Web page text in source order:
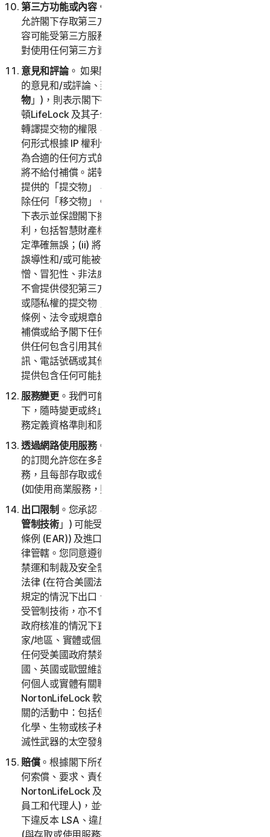
第三方功能或內容。
允許閣下存取第三方網站上的內容。此等特性、功能或內
容可能受第三方服務條款和隱私權政策之約束。閣下承認
對使用任何第三方資源承擔全部責任，並承擔所有風險。
意見和評論。 如果閣下向諾頓LifeLock 提交與服務有關
的意見和/或評論、建議、註解或構想 (以下稱「
物」)，則表示閣下在適用法律允許的最大範圍內授予諾
頓LifeLock 及其子公司在全球範圍內使用、重製、複製和
轉譯提交物的權限，並且以任何形式和在任何媒體上以任
何形式根據 IP 權利保護提交物，均不受諾頓LifeLock 認
為合適的任何方式的限制。就使用閣下的「提交物」而言
將不給付補償。諾頓LifeLock 無義務張貼或使用任何閣下
提供的「提交物」，且諾頓LifeLock 可隨時依自行決定移
除任何「移交物」。透過向諾頓LifeLock 提供提交物，閣
下表示並保證閣下擁有或控制提交物內容所必需的所有權
利，包括智慧財產權。閣下同意：(i) 提交物的所有內容必
定準確無誤；(ii) 將不會提供已知為虛假、不準確或具有
誤導性和/或可能被合理地視為毀謗性、損害名譽、可
憎、冒犯性、非法威脅或非法騷擾他人的提交物；(iii) 將
不會提供侵犯第三方智慧財產權或其他專屬權利或公開權
或隱私權的提交物；(iv) 將不會提供違反任何適用法律、
條例、法令或規章的提交物；(v) 將不會提供任何第三方
補償或給予閣下任何代價的提交物；(vi) 不得為任何人提
供任何包含引用其他網站、位址、電子郵件地址、聯絡資
訊、電話號碼或其他個人識別資訊的提交物；(vii) 將不會
提供包含任何可能損壞電腦程序或檔案的提交物。
服務變更。我們可能會在通知閣下或不通知閣下的情況
下，隨時變更或終止全部或部分服務。我們還將保留為服
務定義資格準則和隨時變更這些準則的權利。
透過網路使用服務。您可以透過網路使用服務，前提是您
的訂閱允許您在多部電腦或裝置上存取或使用消費者服
務，且每部存取或使用服務的電腦或裝置都來自單一家庭
(如使用商業服務，則來自單一小型企業)。
出口限制 。您承認，服務及相關技術資料 (以下統稱「
管制技術」) 可能受美國進出口法律 (特別是美國出口管理
條例 (EAR)) 及進口或再出口受管制技術之任何國家的法
律管轄。您同意遵循所有相關出口管制法，包括美國貿易
禁運和制裁及安全需求，以及相關國家/地區或當地適用
法律 (在符合美國法律的範圍內)，且不會在違反美國法律
規定的情況下出口、再出口、進口或以其他方式提供任何
受管制技術，亦不會在未取得必要的出口許可證，或其他
政府核准的情況下直接或間接將其出口至任何禁止的國
家/地區、實體或個人。您證明您未身處也未定期居住在
任何受美國政府禁運的國家或地區，且您未列入任何美
國、英國或歐盟維護的受限制方名單，或與該名單上的任
何個人或實體有關聯。根據美國法律規定，嚴禁將
NortonLifeLock 軟體用於 (或利用其助長) 和以下事項相
關的活動中：包括但不限於設計、開發、組建訓練或測試
化學、生物或核子材料、飛彈、無人飛機或可運輸大型毀
滅性武器的太空發射載具。
賠償。根據閣下所在司法管轄區的適用法律，閣下將就任
何索償、要求、責任、損害、損失、成本和費用賠償
NortonLifeLock 及其子公司 (及其相應的營運長、主管、
員工和代理人)，並使他們免受損害。包括但不限於因閣
下違反本 LSA、違反任何法律或規章或任何第三方權利
(與存取或使用服務有關) 而產生的合理律師費用。